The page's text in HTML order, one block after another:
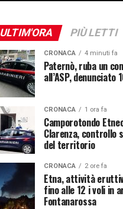
ULTIM'ORA PIÙ LETTI
CRONACA 4 minuti fa
Paternò, ruba un
all’ASP, denunciato
CRONACA 1 ora fa
Camporotondo
Clarenza, controllo
del territorio
CRONACA 2 ore fa
Etna, attività
fino alle 12 i voli in
Fontanarossa